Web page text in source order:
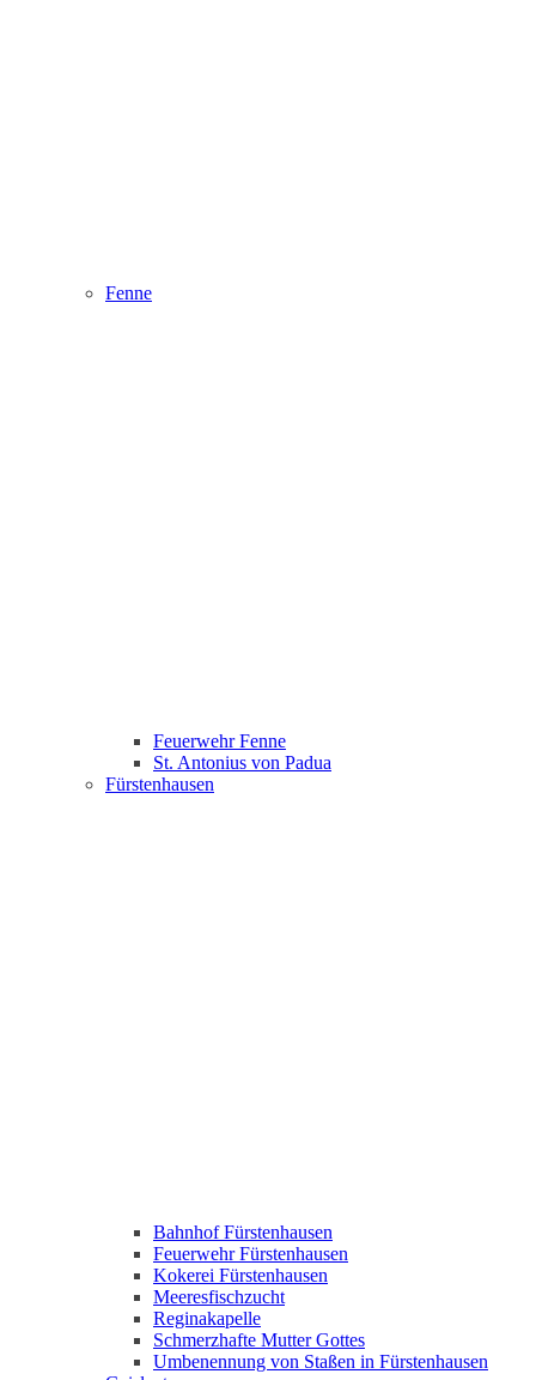
Fenne
Feuerwehr Fenne
St. Antonius von Padua
Fürstenhausen
Bahnhof Fürstenhausen
Feuerwehr Fürstenhausen
Kokerei Fürstenhausen
Meeresfischzucht
Reginakapelle
Schmerzhafte Mutter Gottes
Umbenennung von Staßen in Fürstenhausen